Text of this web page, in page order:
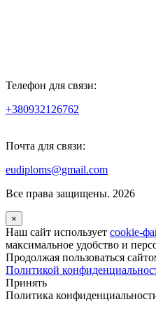
Телефон для связи:
+380932126762
Почта для связи:
eudiploms@gmail.com
Все права защищены. 2026
×
Наш сайт использует cookie-
максимальное удобство и
Продолжая пользоваться
Политикой
Принять
Политика